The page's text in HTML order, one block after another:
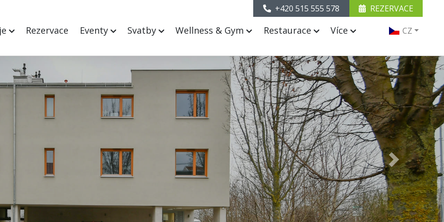
Rezervace Eventy Svatby Wellness & Gym Restaurace Více
+420 515 555 578 REZERVACE
CZ
Next